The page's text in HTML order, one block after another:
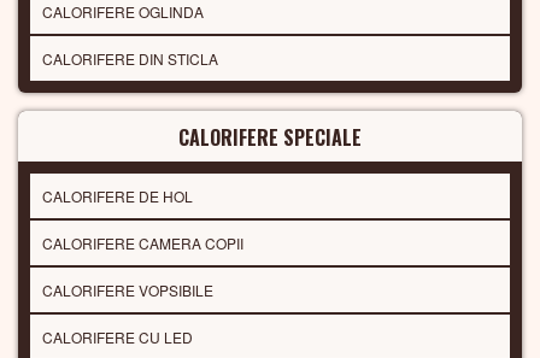
CALORIFERE OGLINDA
CALORIFERE DIN STICLA
CALORIFERE SPECIALE
CALORIFERE DE HOL
CALORIFERE CAMERA COPII
CALORIFERE VOPSIBILE
CALORIFERE CU LED